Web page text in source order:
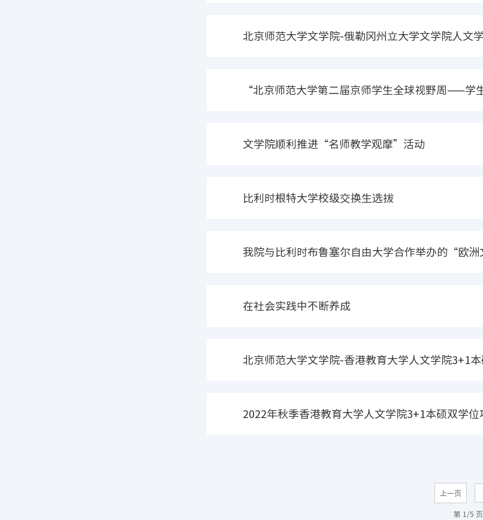
北京师范大学文学院-俄勒冈州立大学文学院人文
“北京师范大学第二届京师学生全球视野周——学
文学院顺利推进“名师教学观摩”活动
比利时根特大学校级交换生选拔
我院与比利时布鲁塞尔自由大学合作举办的“欧
在社会实践中不断养成
北京师范大学文学院-香港教育大学人文学院3+1
2022年秋季香港教育大学人文学院3+1本硕双学位
上一页
第 1/5 页